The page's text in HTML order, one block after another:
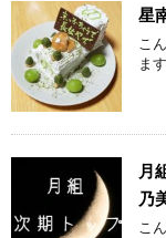
星
こ
ま
月
乃
こ